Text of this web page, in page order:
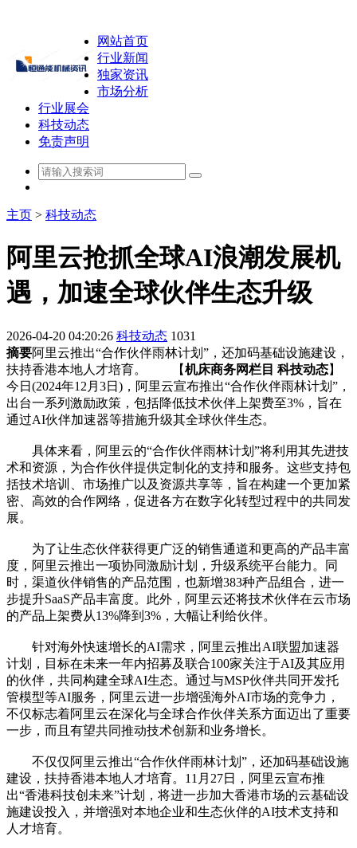
网站首页
行业新闻
独家资讯
市场分析
行业展会
科技动态
免责声明
主页 > 科技动态
阿里云抢抓全球AI浪潮发展机
遇，加速全球伙伴生态升级
2026-04-20 04:20:26 科技动态 1031
摘要阿里云推出“合作伙伴雨林计划”，还加码基础设施建设，
扶持香港本地人才培育。 【机床商务网栏目 科技动态】
今日(2024年12月3日)，阿里云宣布推出“合作伙伴雨林计划”，
出台一系列激励政策，包括降低技术伙伴上架费至3%，旨在
通过AI伙伴加速器等措施升级其全球伙伴生态。
具体来看，阿里云的“合作伙伴雨林计划”将利用其先进技
术和资源，为合作伙伴提供定制化的支持和服务。这些支持包
括技术培训、市场推广以及资源共享等，旨在构建一个更加紧
密、高效的合作网络，促进各方在数字化转型过程中的共同发
展。
为了让生态伙伴获得更广泛的销售通道和更高的产品丰富
度，阿里云推出一项协同激励计划，升级系统平台能力。同
时，渠道伙伴销售的产品范围，也新增383种产品组合，进一
步提升SaaS产品丰富度。此外，阿里云还将技术伙伴在云市场
的产品上架费从13%降到3%，大幅让利给伙伴。
针对海外快速增长的AI需求，阿里云推出AI联盟加速器
计划，目标在未来一年内招募及联合100家关注于AI及其应用
的伙伴，共同构建全球AI生态。通过与MSP伙伴共同开发托
管模型等AI服务，阿里云进一步增强海外AI市场的竞争力，
不仅标志着阿里云在深化与全球合作伙伴关系方面迈出了重要
一步，而且有望共同推动技术创新和业务增长。
不仅仅阿里云推出“合作伙伴雨林计划”，还加码基础设施
建设，扶持香港本地人才培育。11月27日，阿里云宣布推
出“香港科技创未来”计划，将进一步加大香港市场的云基础设
施建设投入，并增强对本地企业和生态伙伴的AI技术支持和
人才培育。